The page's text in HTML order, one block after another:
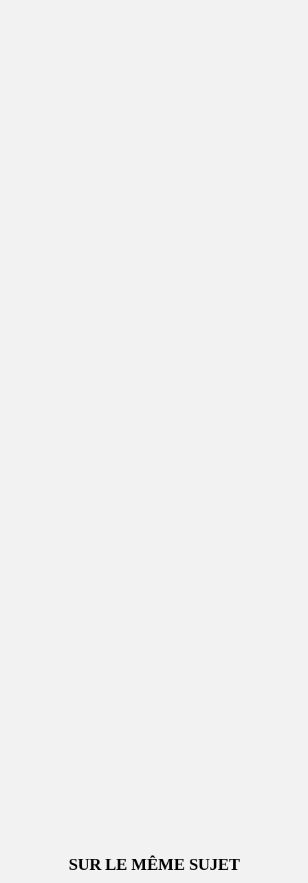
SUR LE MÊME SUJET